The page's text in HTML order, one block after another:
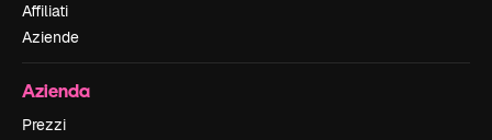
Affiliati
Aziende
Azienda
Prezzi